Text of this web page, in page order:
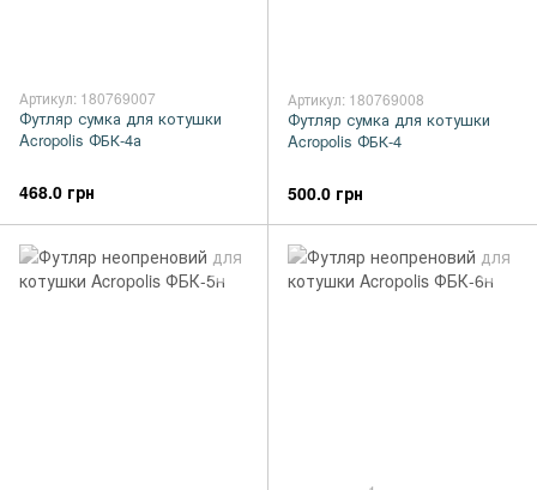
Артикул: 180769007
Футляр сумка для котушки
Acropolis ФБК-4а
468.0 грн
Артикул: 180769008
Футляр сумка для котушки
Acropolis ФБК-4
500.0 грн